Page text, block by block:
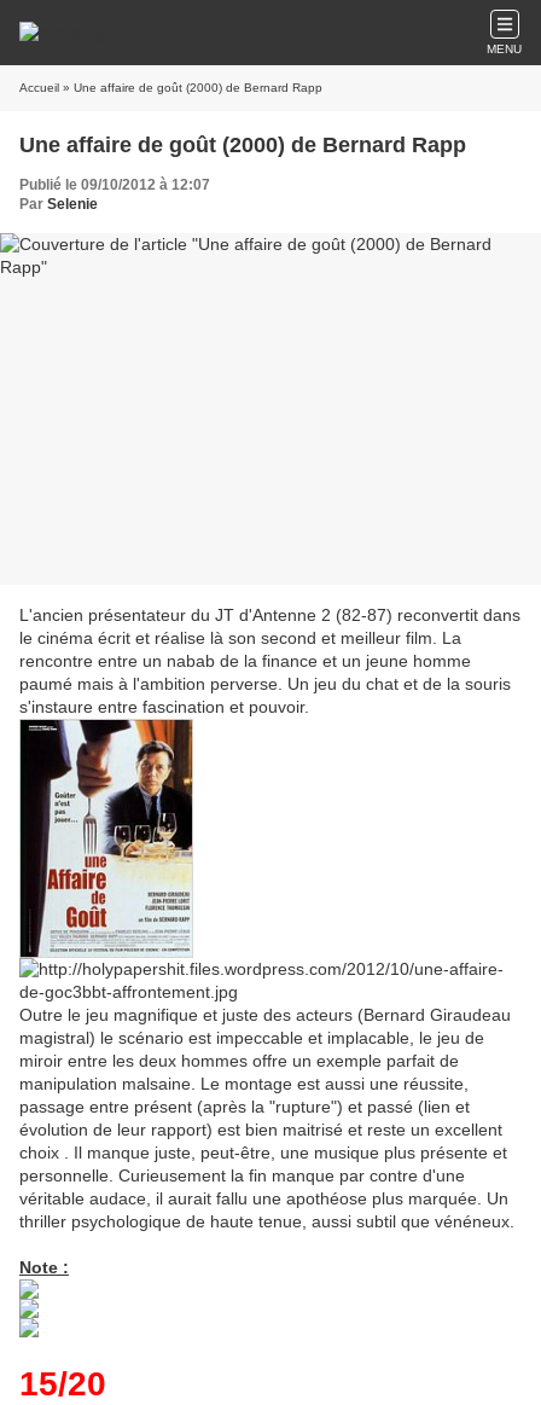
MENU
Accueil » Une affaire de goût (2000) de Bernard Rapp
Une affaire de goût (2000) de Bernard Rapp
Publié le 09/10/2012 à 12:07
Par Selenie
L'ancien présentateur du JT d'Antenne 2 (82-87) reconvertit dans
le cinéma écrit et réalise là son second et meilleur film. La
rencontre entre un nabab de la finance et un jeune homme
paumé mais à l'ambition perverse. Un jeu du chat et de la souris
s'instaure entre fascination et pouvoir.
Outre le jeu magnifique et juste des acteurs (Bernard Giraudeau
magistral) le scénario est impeccable et implacable, le jeu de
miroir entre les deux hommes offre un exemple parfait de
manipulation malsaine. Le montage est aussi une réussite,
passage entre présent (après la "rupture") et passé (lien et
évolution de leur rapport) est bien maitrisé et reste un excellent
choix . Il manque juste, peut-être, une musique plus présente et
personnelle. Curieusement la fin manque par contre d'une
véritable audace, il aurait fallu une apothéose plus marquée. Un
thriller psychologique de haute tenue, aussi subtil que vénéneux.
Note :
15/20